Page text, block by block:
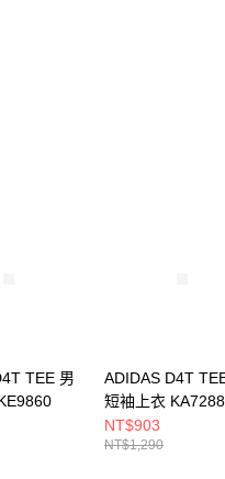
結帳頁面顯示為準，若有關於
問，請聯繫「AFTEE先享後付
support/home
AFTEE先享後付」服務完成之交
，並將交易相關給付款項請求債
註冊。若發現惡意使用之情形，
使用額度並採取法律行動。
TEE 男
ADIDAS D4T
短袖上衣 KA7288
NT$903
NT$1,290